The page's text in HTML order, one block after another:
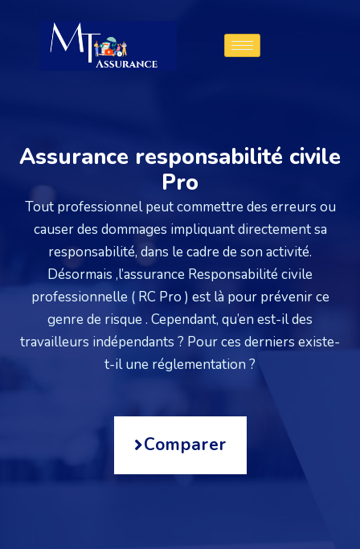
Assurance responsabilité civile
Pro
Tout professionnel peut commettre des erreurs ou
causer des dommages impliquant directement sa
responsabilité, dans le cadre de son activité.
Désormais ,l’assurance Responsabilité civile
professionnelle ( RC Pro ) est là pour prévenir ce
genre de risque . Cependant, qu’en est-il des
travailleurs indépendants ? Pour ces derniers existe-
t-il une réglementation ?
Comparer